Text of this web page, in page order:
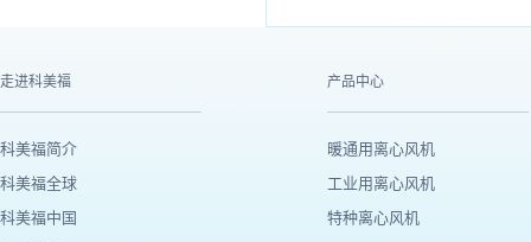
走进科美福
科美福简介
科美福全球
科美福中国
产品中心
暖通用离心风机
工业用离心风机
特种离心风机